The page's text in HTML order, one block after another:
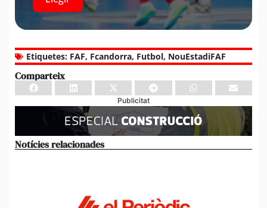
Etiquetes: FAF, Fcandorra, Futbol, NouEstadiFAF
Comparteix
Publicitat
Notícies relacionades